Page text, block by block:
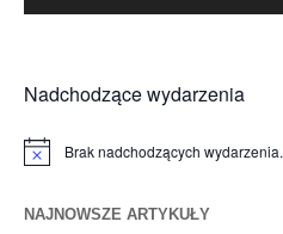
Nadchodzące wydarzenia
Powiadomienie
Brak nadchodzących wydarzenia.
NAJNOWSZE ARTYKUŁY